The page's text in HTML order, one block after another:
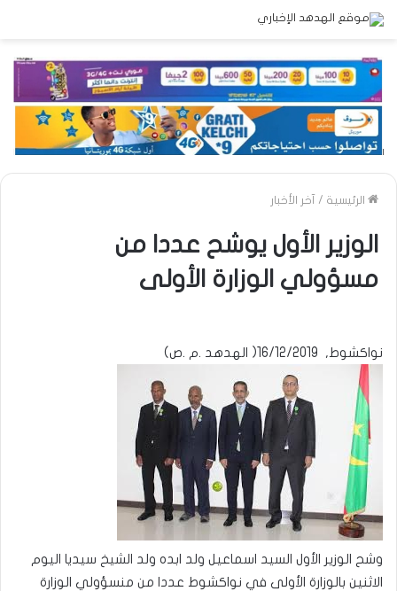
الرئيسية / آخر الأخبار
الوزير الأول يوشح عددا من
مسؤولي الوزارة الأولى
نواكشوط, 16/12/2019( الهدهد .م .ص)
وشح الوزير الأول السيد اسماعيل ولد ابده ولد الشيخ سيديا اليوم
الاثنين بالوزارة الأولى في نواكشوط عددا من منسؤولي الوزارة